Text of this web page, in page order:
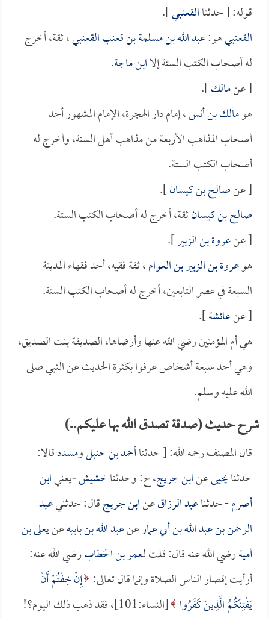
قوله: [ حدثناالقعنبي].
القعنبيهو:عبد الله بن مسلمة بن قعنب القعنبي، ثقة، أخرج
له أصحاب الكتب الستة إلاابن ماجة.
[ عنمالك].
هومالك بن أنس، إمام دار الهجرة، الإمام المشهور أحد
أصحاب المذاهب الأربعة من مذاهب أهل السنة، وأخرج له
أصحاب الكتب الستة.
[ عنصالح بن كيسان].
صالح بن كيسانثقة، أخرج له أصحاب الكتب الستة.
[ عنعروة بن الزبير].
هوعروة بن الزبير بن العوام، ثقة فقيه، أحد فقهاء المدينة
السبعة في عصر التابعين، أخرج له أصحاب الكتب الستة.
[ عنعائشة].
هي أم المؤمنين رضي الله عنها وأرضاها، الصديقة بنت الصديق،
وهي أحد سبعة أشخاص عرفوا بكثرة الحديث عن النبي صلى
الله عليه وسلم.
شرح حديث (صدقة تصدق الله بها عليكم..)
قال المصنف رحمه الله: [ حدثناأحمد بن حنبلومسددقالا:
حدثنايحيىعنابن جريج، ح: وحدثناخشيش-يعنيابن
أصرم- حدثناعبد الرزاقعنابن جريجقال: حدثنيعبد
الرحمن بن عبد الله بن أبي عمارعنعبد الله بن بابيهعنيعلى بن
أميةرضي الله عنه قال: قلت لـعمر بن الخطابرضي الله عنه:
أرأيت إقصار الناس الصلاة وإنما قال تعالى: إِنْ خِفْتُمْ أَنْ
يَفْتِنَكُمُ الَّذِينَ كَفَرُوا
[النساء:101]، فقد ذهب ذلك اليوم؟!